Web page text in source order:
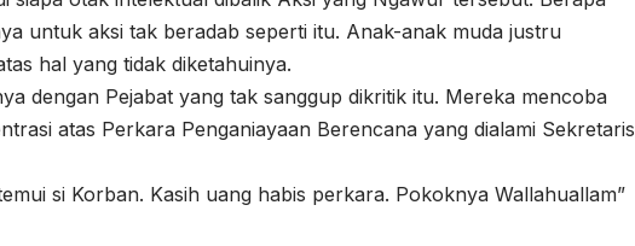
untuk aksi tak beradab seperti itu. Anak-anak muda justru
hal yang tidak diketahuinya.
dengan Pejabat yang tak sanggup dikritik itu. Mereka mencoba
atas Perkara Penganiayaan Berencana yang dialami Sekretaris
si Korban. Kasih uang habis perkara. Pokoknya Wallahuallam”